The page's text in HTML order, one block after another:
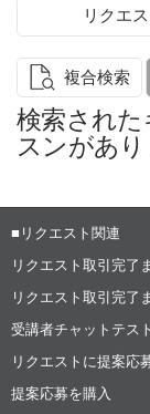
リクエス
複合検索
検索され
スンがあり
■リクエスト関連
リクエスト取引完了
リクエスト取引完了
受講者チャットテスト
リクエストに提案応
提案応募を購入